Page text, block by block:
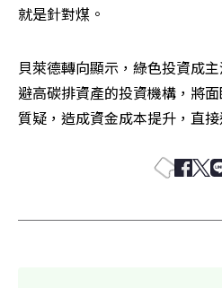
就是針對煤。
貝萊德轉向顯示，綠色投資成
避高碳排資產的投資機構，將
質疑，造成資金成本提升，直